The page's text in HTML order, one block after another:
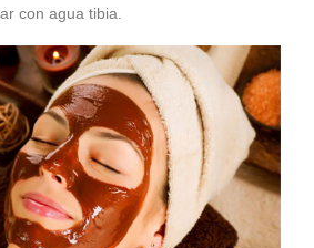
con agua tibia.